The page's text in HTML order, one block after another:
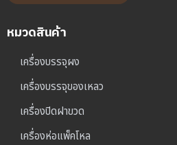
หมวดสินค้า
เครื่องบรรจุผง
เครื่องบรรจุของเหลว
เครื่องปิดฝาขวด
เครื่องห่อแพ็คโหล